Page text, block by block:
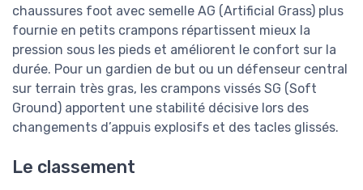
chaussures foot avec semelle AG (Artificial Grass) plus
fournie en petits crampons répartissent mieux la
pression sous les pieds et améliorent le confort sur la
durée. Pour un gardien de but ou un défenseur central
sur terrain très gras, les crampons vissés SG (Soft
Ground) apportent une stabilité décisive lors des
changements d’appuis explosifs et des tacles glissés.
Le classement